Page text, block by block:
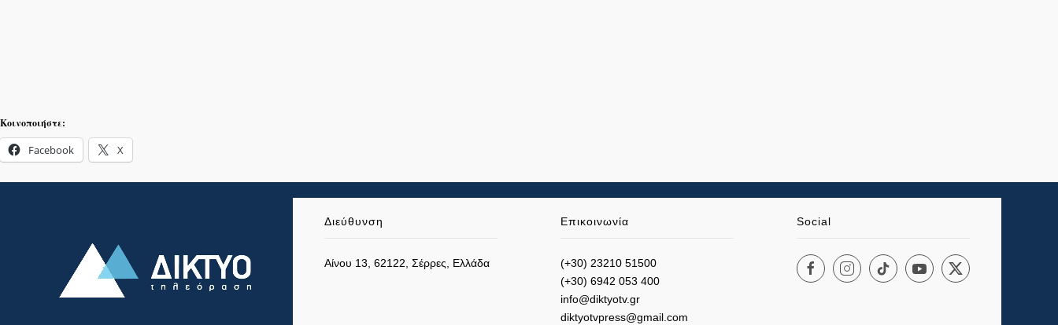
Κοινοποιήστε:
Facebook X
Διεύθυνση
Αίνου 13, 62122, Σέρρες, Ελλάδα
Επικοινωνία
(+30) 23210 51500
(+30) 6942 053 400
info@diktyotv.gr
diktyotvpress@gmail.com
Social